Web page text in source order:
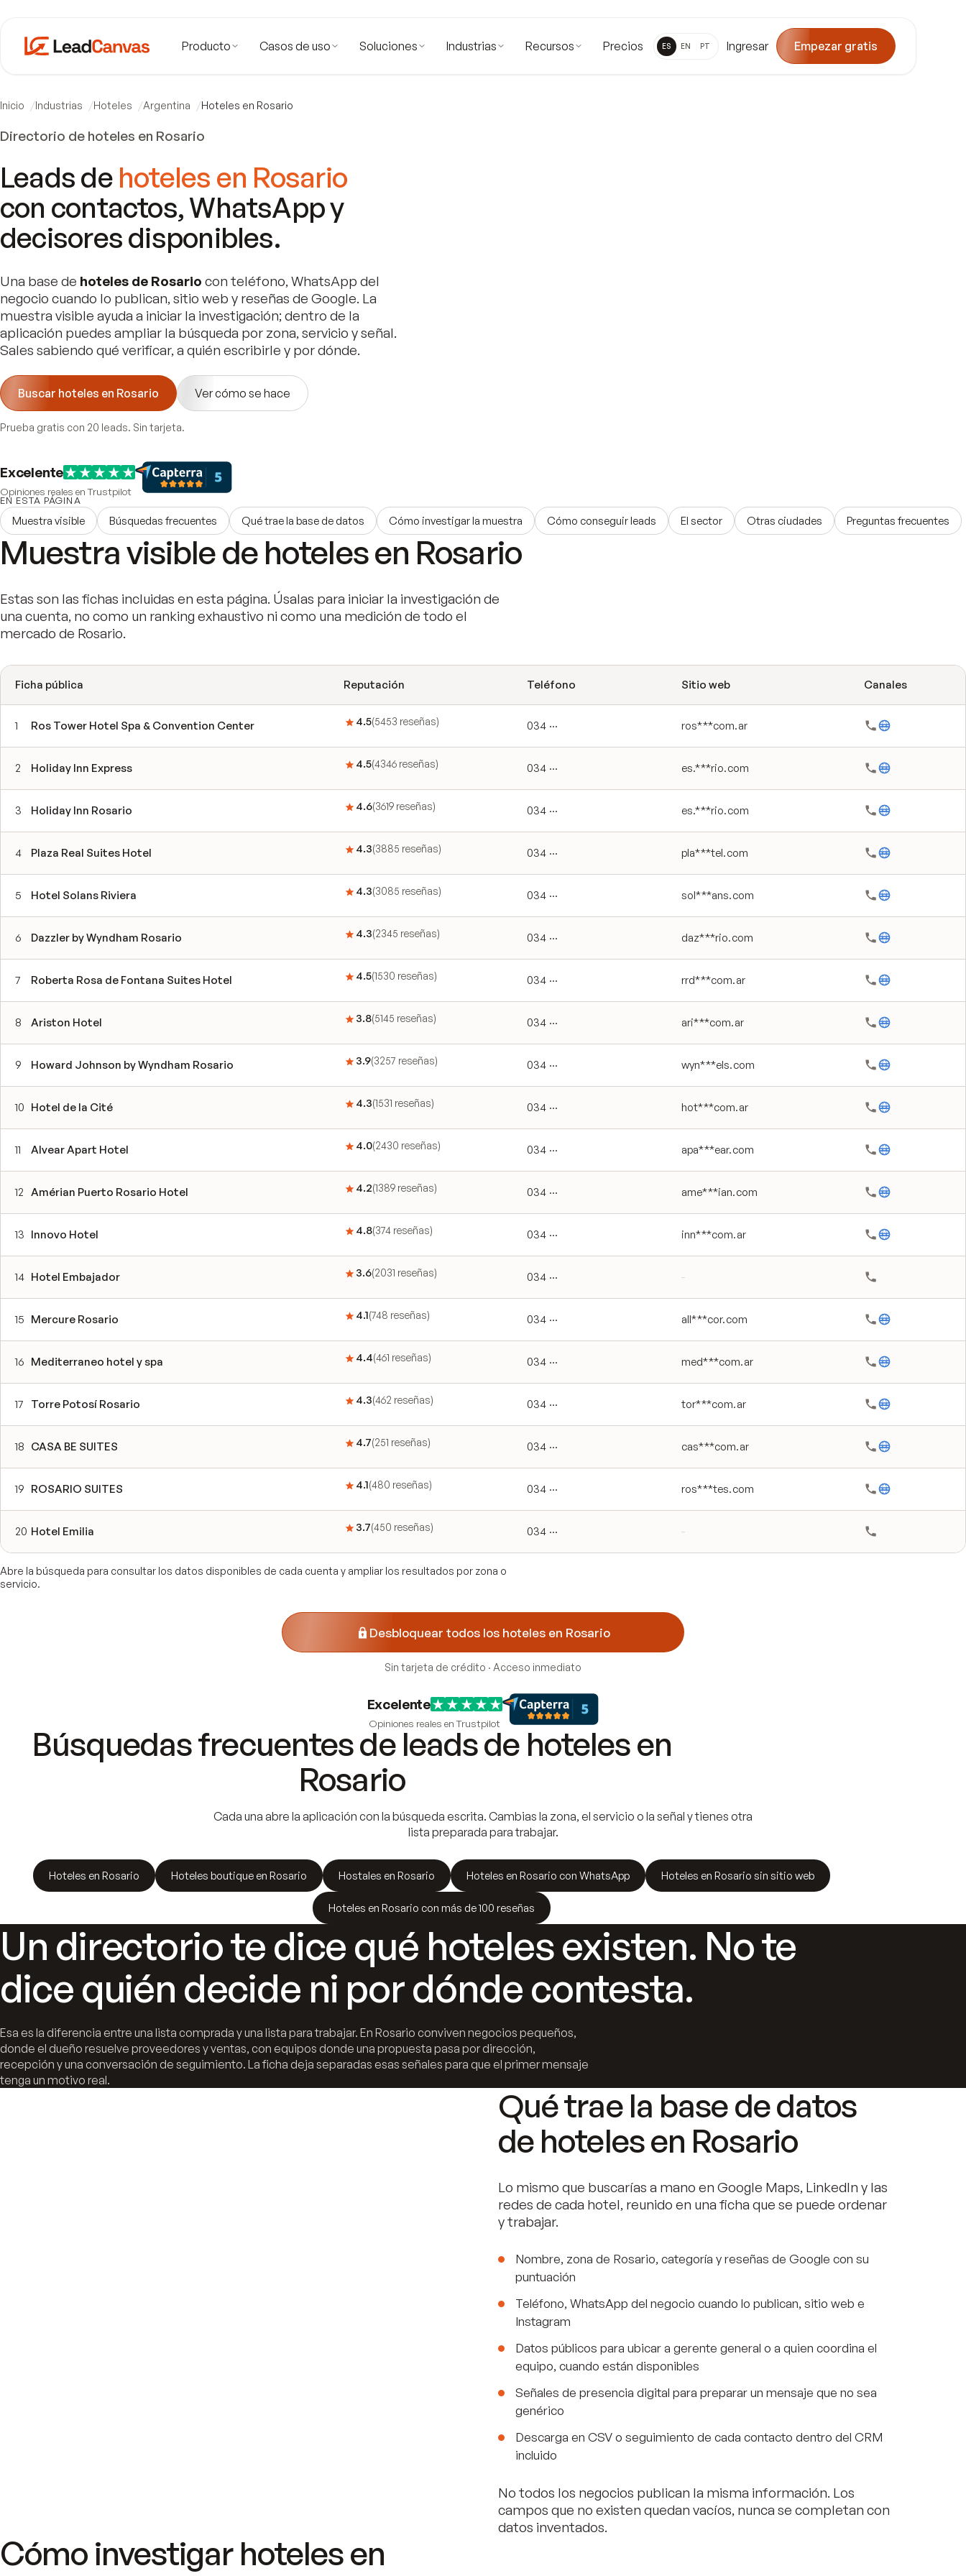
Producto Casos de uso Soluciones Industrias Recursos Precios ES EN PT Ingresar Empezar gratis
Inicio Industrias Hoteles Argentina Hoteles en Rosario
Directorio de hoteles en Rosario
Leads de hoteles en Rosario
con contactos, WhatsApp y
decisores disponibles.
Una base de hoteles de Rosario con teléfono, WhatsApp del
negocio cuando lo publican, sitio web y reseñas de Google. La
muestra visible ayuda a iniciar la investigación; dentro de la
aplicación puedes ampliar la búsqueda por zona, servicio y señal.
Sales sabiendo qué verificar, a quién escribirle y por dónde.
Buscar hoteles en Rosario Ver cómo se hace
Prueba gratis con 20 leads. Sin tarjeta.
Excelente
Opiniones reales en Trustpilot
EN ESTA PÁGINA
Muestra visible Búsquedas frecuentes Qué trae la base de datos Cómo investigar la muestra Cómo conseguir leads El sector Otras ciudades Preguntas frecuentes
Muestra visible de hoteles en Rosario
Estas son las fichas incluidas en esta página. Úsalas para iniciar la investigación de
una cuenta, no como un ranking exhaustivo ni como una medición de todo el
mercado de Rosario.
Ficha pública Reputación Teléfono Sitio web Canales
1 Ros Tower Hotel Spa & Convention Center 4.5(5453 reseñas) 034 ··· ros***com.ar
2 Holiday Inn Express 4.5(4346 reseñas) 034 ··· es.***rio.com
3 Holiday Inn Rosario 4.6(3619 reseñas) 034 ··· es.***rio.com
4 Plaza Real Suites Hotel 4.3(3885 reseñas) 034 ··· pla***tel.com
5 Hotel Solans Riviera 4.3(3085 reseñas) 034 ··· sol***ans.com
6 Dazzler by Wyndham Rosario 4.3(2345 reseñas) 034 ··· daz***rio.com
7 Roberta Rosa de Fontana Suites Hotel 4.5(1530 reseñas) 034 ··· rrd***com.ar
8 Ariston Hotel 3.8(5145 reseñas) 034 ··· ari***com.ar
9 Howard Johnson by Wyndham Rosario 3.9(3257 reseñas) 034 ··· wyn***els.com
10 Hotel de la Cité 4.3(1531 reseñas) 034 ··· hot***com.ar
11 Alvear Apart Hotel 4.0(2430 reseñas) 034 ··· apa***ear.com
12 Amérian Puerto Rosario Hotel 4.2(1389 reseñas) 034 ··· ame***ian.com
13 Innovo Hotel 4.8(374 reseñas) 034 ··· inn***com.ar
14 Hotel Embajador 3.6(2031 reseñas) 034 ··· -
15 Mercure Rosario 4.1(748 reseñas) 034 ··· all***cor.com
16 Mediterraneo hotel y spa 4.4(461 reseñas) 034 ··· med***com.ar
17 Torre Potosí Rosario 4.3(462 reseñas) 034 ··· tor***com.ar
18 CASA BE SUITES 4.7(251 reseñas) 034 ··· cas***com.ar
19 ROSARIO SUITES 4.1(480 reseñas) 034 ··· ros***tes.com
20 Hotel Emilia 3.7(450 reseñas) 034 ··· -
Abre la búsqueda para consultar los datos disponibles de cada cuenta y ampliar los resultados por zona o
servicio.
Desbloquear todos los hoteles en Rosario
Sin tarjeta de crédito · Acceso inmediato
Excelente
Opiniones reales en Trustpilot
Búsquedas frecuentes de leads de hoteles en
Rosario
Cada una abre la aplicación con la búsqueda escrita. Cambias la zona, el servicio o la señal y tienes otra
lista preparada para trabajar.
Hoteles en Rosario Hoteles boutique en Rosario Hostales en Rosario Hoteles en Rosario con WhatsApp Hoteles en Rosario sin sitio web
Hoteles en Rosario con más de 100 reseñas
Un directorio te dice qué hoteles existen. No te
dice quién decide ni por dónde contesta.
Esa es la diferencia entre una lista comprada y una lista para trabajar. En Rosario conviven negocios pequeños,
donde el dueño resuelve proveedores y ventas, con equipos donde una propuesta pasa por dirección,
recepción y una conversación de seguimiento. La ficha deja separadas esas señales para que el primer mensaje
tenga un motivo real.
Qué trae la base de datos
de hoteles en Rosario
Lo mismo que buscarías a mano en Google Maps, LinkedIn y las
redes de cada hotel, reunido en una ficha que se puede ordenar
y trabajar.
Nombre, zona de Rosario, categoría y reseñas de Google con su
puntuación
Teléfono, WhatsApp del negocio cuando lo publican, sitio web e
Instagram
Datos públicos para ubicar a gerente general o a quien coordina el
equipo, cuando están disponibles
Señales de presencia digital para preparar un mensaje que no sea
genérico
Descarga en CSV o seguimiento de cada contacto dentro del CRM
incluido
No todos los negocios publican la misma información. Los
campos que no existen quedan vacíos, nunca se completan con
datos inventados.
Cómo investigar hoteles en